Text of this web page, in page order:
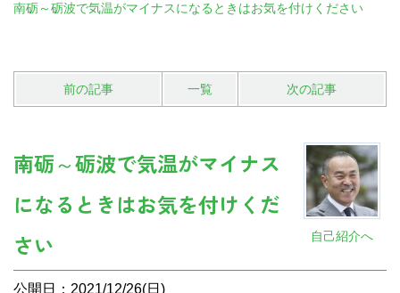
南砺～砺波で気温がマイナスになるときはお気を付けください
前の記事 一覧 次の記事
自己紹介へ
南砺～砺波で気温がマイナス
になるときはお気を付けくだ
さい
公開日：2021/12/26(日)